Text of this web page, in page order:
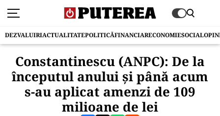
DEZVALUIRIACTUALITATEPOLITICĂFINANCIARECONOMIESOCIAL
Constantinescu (ANPC): De la
începutul anului şi până acum
s-au aplicat amenzi de 109
milioane de lei